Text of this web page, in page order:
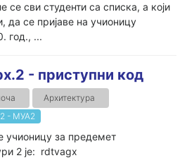
сви студенти са списка, а који
да се пријаве на учионицу
год., ...
- приступни код
Архитектура
2 - МУА2
учионицу за предемет
2 је: rdtvagx